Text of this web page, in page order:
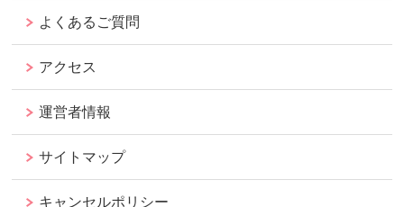
よくあるご質問
アクセス
運営者情報
サイトマップ
キャンセルポリシー